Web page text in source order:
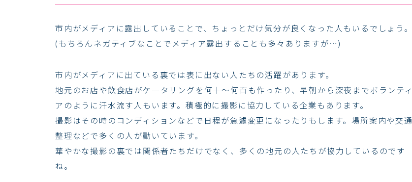
市内がメディアに露出していることで、ちょっとだけ気分が良くなった人もいるでしょう。
(もちろんネガティブなことでメディア露出することも多々ありますが…)
市内がメディアに出ている裏では表に出ない人たちの活躍があります。
地元のお店や飲食店がケータリングを何十～何百も作ったり、早朝から深夜までボランティ
アのように汗水流す人もいます。積極的に撮影に協力している企業もあります。
撮影はその時のコンディションなどで日程が急遽変更になったりもします。場所案内や交通
整理などで多くの人が動いています。
華やかな撮影の裏では関係者たちだけでなく、多くの地元の人たちが協力しているのです
ね。